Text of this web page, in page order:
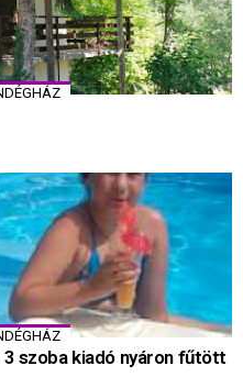
3 szoba kiadó nyáron fűtött